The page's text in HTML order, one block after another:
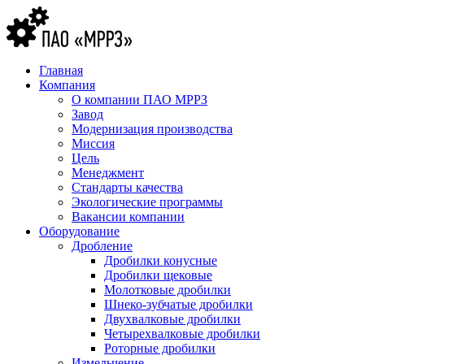
Главная
Компания
О компании ПАО МРРЗ
Завод
Модернизация производства
Миссия
Цель
Менеджмент
Стандарты качества
Экологические программы
Вакансии компании
Оборудование
Дробление
Дробилки конусные
Дробилки щековые
Молотковые дробилки
Шнеко-зубчатые дробилки
Двухвалковые дробилки
Четырехвалковые дробилки
Роторные дробилки